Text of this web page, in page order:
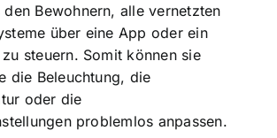
Bewohnern, alle vernetzten
über eine App oder ein
steuern. Somit können sie
die Beleuchtung, die
oder die
problemlos anpassen.